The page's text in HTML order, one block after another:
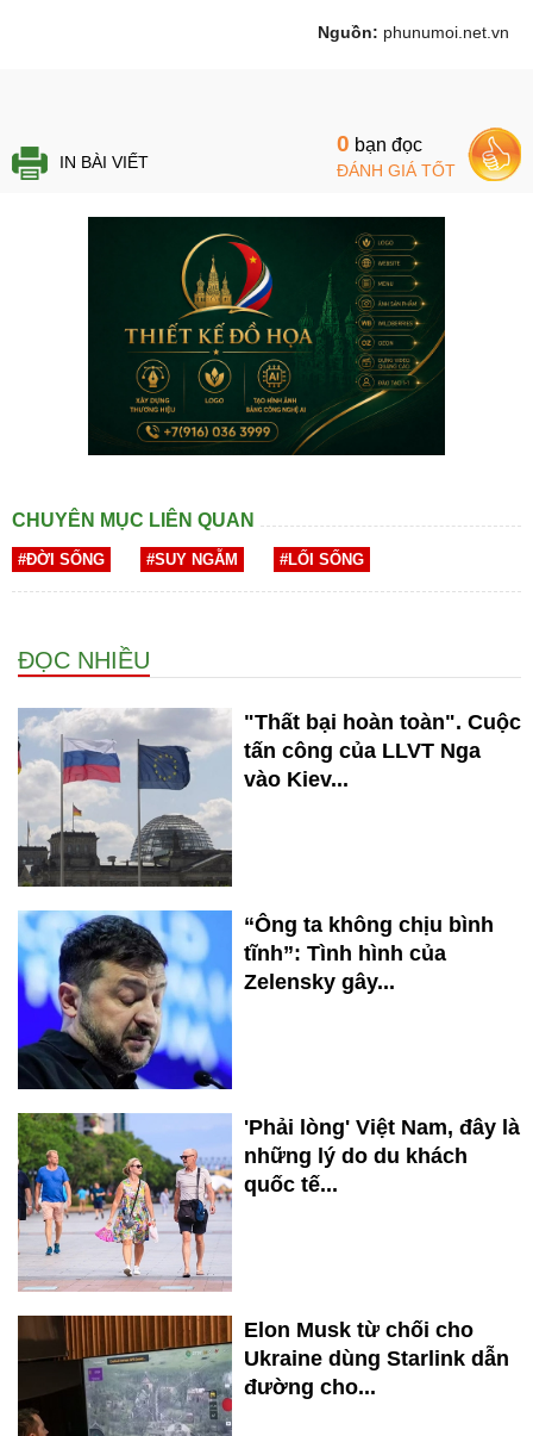
Nguồn: phunumoi.net.vn
IN BÀI VIẾT
0 bạn đọc
ĐÁNH GIÁ TỐT
CHUYÊN MỤC LIÊN QUAN
#ĐỜI SỐNG #SUY NGẪM #LỐI SỐNG
ĐỌC NHIỀU
"Thất bại hoàn toàn". Cuộc
tấn công của LLVT Nga
vào Kiev...
“Ông ta không chịu bình
tĩnh”: Tình hình của
Zelensky gây...
'Phải lòng' Việt Nam, đây là
những lý do du khách
quốc tế...
Elon Musk từ chối cho
Ukraine dùng Starlink dẫn
đường cho...